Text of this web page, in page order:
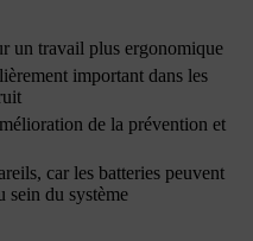
un travail plus ergonomique
important dans les
de la prévention et
car les batteries peuvent
sein du système